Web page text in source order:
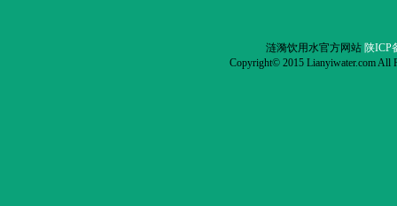
涟漪饮用水官方网站 陕ICP
Copyright© 2015 Lianyiwater.com